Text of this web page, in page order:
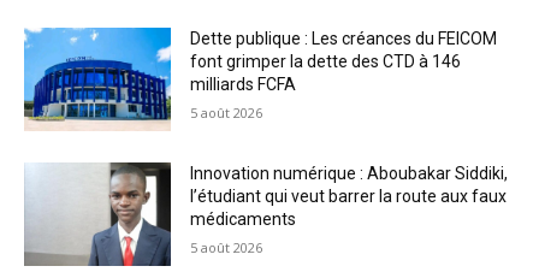
Dette publique : Les créances du FEICOM
font grimper la dette des CTD à 146
milliards FCFA
5 août 2026
Innovation numérique : Aboubakar Siddiki,
l’étudiant qui veut barrer la route aux faux
médicaments
5 août 2026